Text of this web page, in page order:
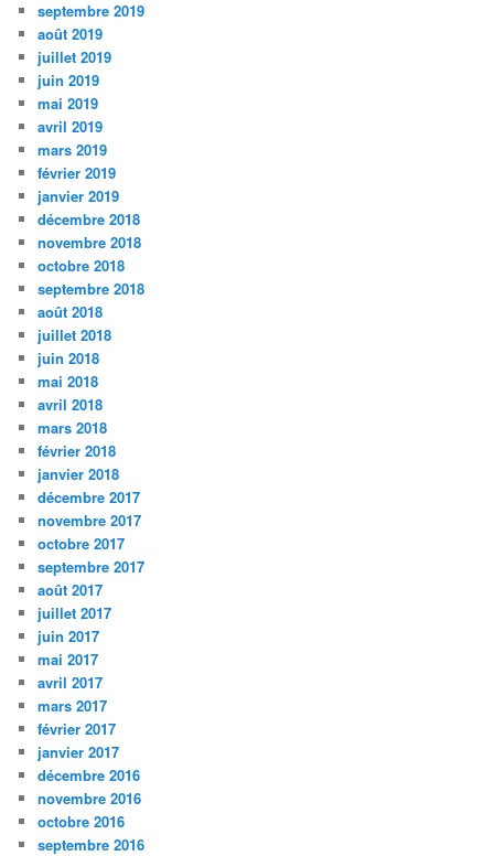
septembre 2019
août 2019
juillet 2019
juin 2019
mai 2019
avril 2019
mars 2019
février 2019
janvier 2019
décembre 2018
novembre 2018
octobre 2018
septembre 2018
août 2018
juillet 2018
juin 2018
mai 2018
avril 2018
mars 2018
février 2018
janvier 2018
décembre 2017
novembre 2017
octobre 2017
septembre 2017
août 2017
juillet 2017
juin 2017
mai 2017
avril 2017
mars 2017
février 2017
janvier 2017
décembre 2016
novembre 2016
octobre 2016
septembre 2016